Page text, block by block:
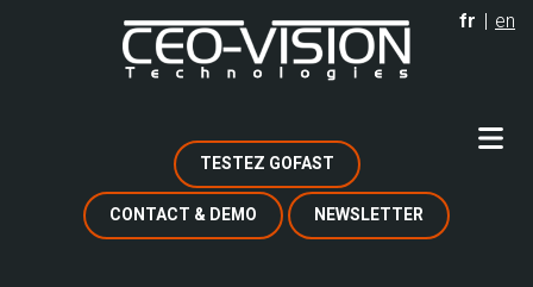
fr en
TESTEZ GOFAST
CONTACT & DEMO NEWSLETTER